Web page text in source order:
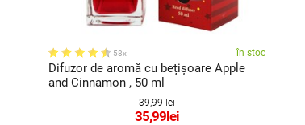
58x în stoc
Difuzor de aromă cu bețișoare Apple
and Cinnamon , 50 ml
39,99 lei
35,99lei